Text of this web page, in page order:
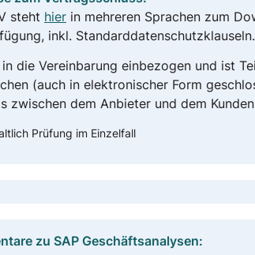
steht hierin mehreren Sprachen zum
inkl. Standarddatenschutzklauseln.
die Vereinbarung einbezogen und ist
(auch in elektronischer Form
zwischen dem Anbieter und dem
Prüfung im Einzelfall
zu SAP Geschäftsanalysen: